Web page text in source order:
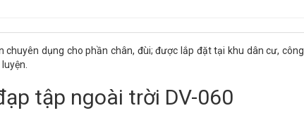
chuyên dụng cho phần chân, đùi; được lắp đặt tại khu dân cư, công
tập ngoài trời DV-060